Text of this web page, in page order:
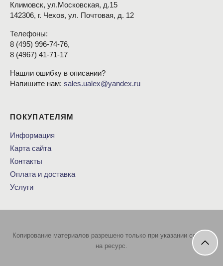
Климовск, ул.Московская, д.15
142306, г. Чехов, ул. Почтовая, д. 12
Телефоны:
8 (495) 996-74-76,
8 (4967) 41-71-17
Нашли ошибку в описании?
Напишите нам: sales.ualex@yandex.ru
ПОКУПАТЕЛЯМ
Информация
Карта сайта
Контакты
Оплата и доставка
Услуги
Копирование материалов разрешено только при указании ссылки
на ресурс.